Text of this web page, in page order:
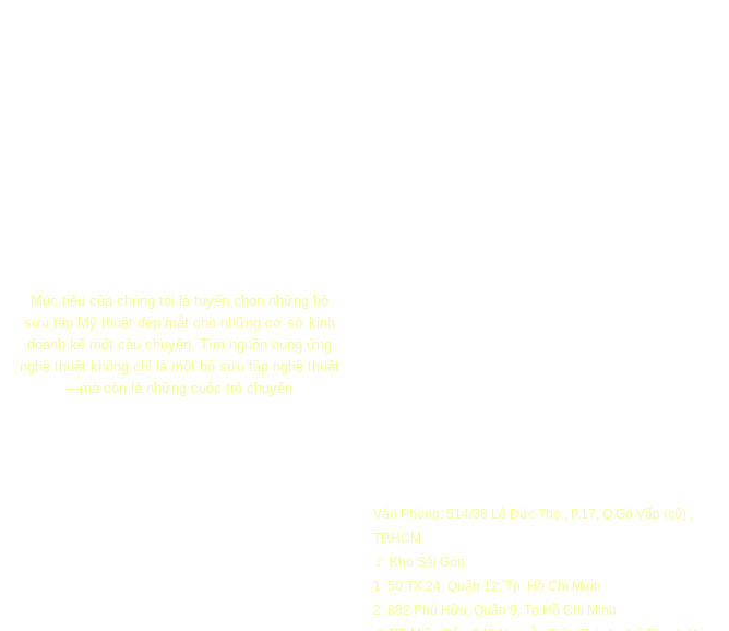
Mục tiêu của chúng tôi là tuyển chọn những bộ
sưu tập Mỹ thuật đẹp mắt cho những cơ sở kinh
doanh kể một câu chuyện. Tìm nguồn cung ứng
nghệ thuật không chỉ là một bộ sưu tập nghệ thuật
—mà còn là những cuộc trò chuyện
Văn Phòng: 514/38 Lê Đức Thọ , P.17, Q.Gò Vấp (cũ) ,
TP.HCM.
🚩 Kho Sài Gòn:
1: 50 TX 24, Quận 12, Tp. Hồ Chí Minh
2: 882 Phú Hữu, Quận 9, Tp.Hồ Chí Minh